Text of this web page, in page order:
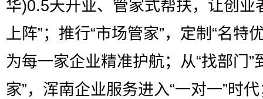
华)0.5天开业、管家式帮扶，让创业
上阵”；推行“市场管家”，定制“名特
为每一家企业精准护航；从“找部门”
家”，浑南企业服务进入“一对一”时